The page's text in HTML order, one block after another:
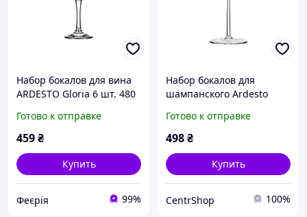
Набор бокалов для вина
ARDESTO Gloria 6 шт. 480
Готово к отправке
459₴
Купить
Феєрія 99%
Набор бокалов для
шампанского Ardesto
AR2627GW 260 мл 2 шт
золотистый ID 5167859
Готово к отправке
498₴
Купить
CentrShop 100%